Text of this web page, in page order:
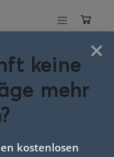
×
keine
mehr
kostenlosen